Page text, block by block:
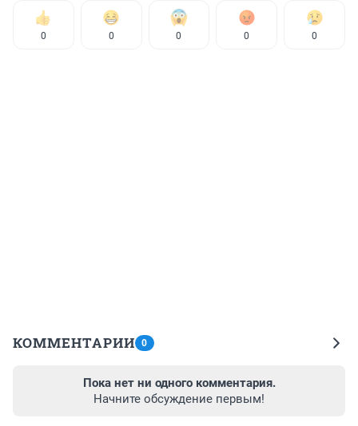
0 0 0 0 0
КОММЕНТАРИИ 0
Пока нет ни одного комментария.
Начните обсуждение первым!